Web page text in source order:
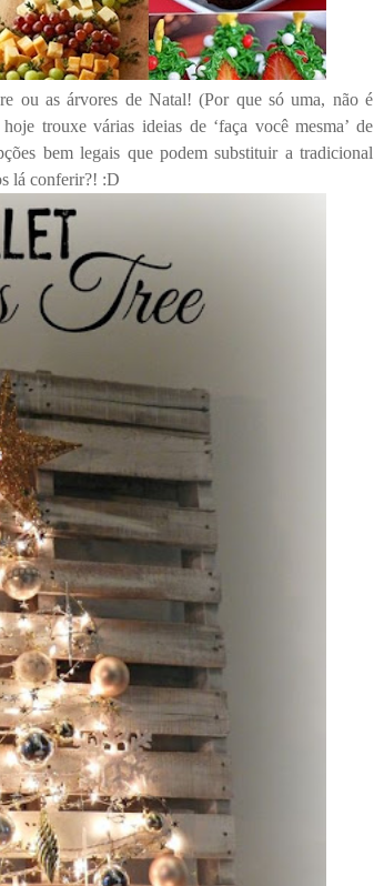
ou as árvores de Natal! (Por que só uma, não é
trouxe várias ideias de ‘faça você mesma’ de
bem legais que podem substituir a tradicional
lá conferir?! :D